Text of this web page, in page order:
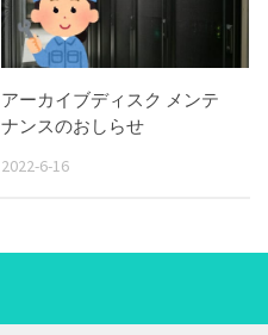
アーカイブディスク メンテ
ナンスのおしらせ
2022-6-16